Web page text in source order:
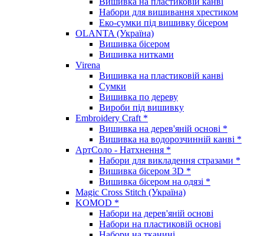
Набори для вишивання хрестиком
Еко-сумки під вишивку бісером
OLANTA (Україна)
Вишивка бісером
Вишивка нитками
Virena
Вишивка на пластиковій канві
Сумки
Вишивка по дереву
Вироби під вишивку
Embroidery Craft *
Вишивка на дерев'яній основі *
Вишивка на водорозчинній канві *
АртСоло - Натхнення *
Набори для викладення стразами *
Вишивка бісером 3D *
Вишивка бісером на одязі *
Magic Cross Stitch (Україна)
KOMOD *
Набори на дерев'яній основі
Набори на пластиковій основі